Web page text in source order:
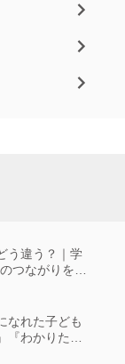
う違う？｜学
つながりを解
なれた子ども
『わかりた